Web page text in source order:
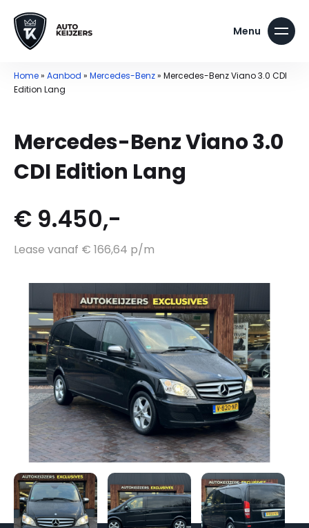
Home» Aanbod » Mercedes-Benz» Mercedes-Benz Viano 3.0 CDI
Edition Lang
Mercedes-Benz Viano 3.0
CDI Edition Lang
€ 9.450,-
Lease vanaf € 166,64 p/m